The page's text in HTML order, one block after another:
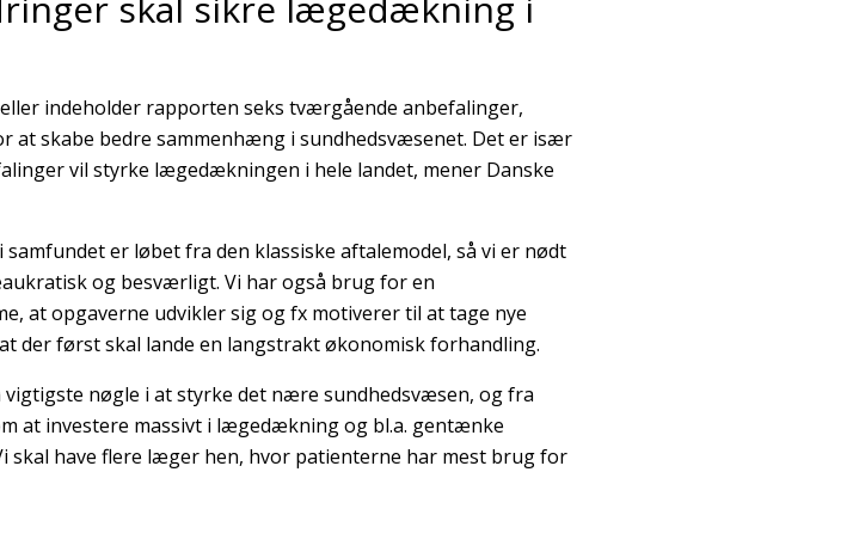
indeholder rapporten seks tværgående anbefalinger,
at skabe bedre sammenhæng i sundhedsvæsenet. Det er især
vil styrke lægedækningen i hele landet, mener Danske
er løbet fra den klassiske aftalemodel, så vi er nødt
og besværligt. Vi har også brug for en
at opgaverne udvikler sig og fx motiverer til at tage nye
der først skal lande en langstrakt økonomisk forhandling.
nøgle i at styrke det nære sundhedsvæsen, og fra
at investere massivt i lægedækning og bl.a. gentænke
skal have flere læger hen, hvor patienterne har mest brug for